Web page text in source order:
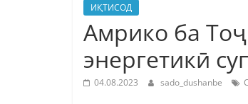
ИҚТИСОД
Амрико ба
энергетикӣ
04.08.2023 sado_dushanbe